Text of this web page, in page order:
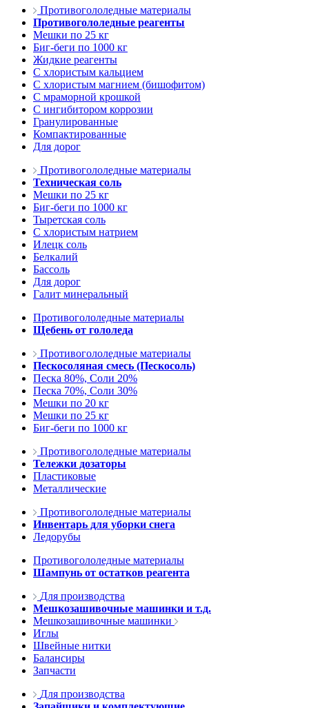
Противогололедные материалы
Противогололедные реагенты
Мешки по 25 кг
Биг-беги по 1000 кг
Жидкие реагенты
С хлористым кальцием
С хлористым магнием (бишофитом)
С мраморной крошкой
С ингибитором коррозии
Гранулированные
Компактированные
Для дорог
Противогололедные материалы
Техническая соль
Мешки по 25 кг
Биг-беги по 1000 кг
Тыретская соль
С хлористым натрием
Илецк соль
Белкалий
Бассоль
Для дорог
Галит минеральный
Противогололедные материалы
Щебень от гололеда
Противогололедные материалы
Пескосоляная смесь (Пескосоль)
Песка 80%, Соли 20%
Песка 70%, Соли 30%
Мешки по 20 кг
Мешки по 25 кг
Биг-беги по 1000 кг
Противогололедные материалы
Тележки дозаторы
Пластиковые
Металлические
Противогололедные материалы
Инвентарь для уборки снега
Ледорубы
Противогололедные материалы
Шампунь от остатков реагента
Для производства
Мешкозашивочные машинки и т.д.
Мешкозашивочные машинки
Иглы
Швейные нитки
Балансиры
Запчасти
Для производства